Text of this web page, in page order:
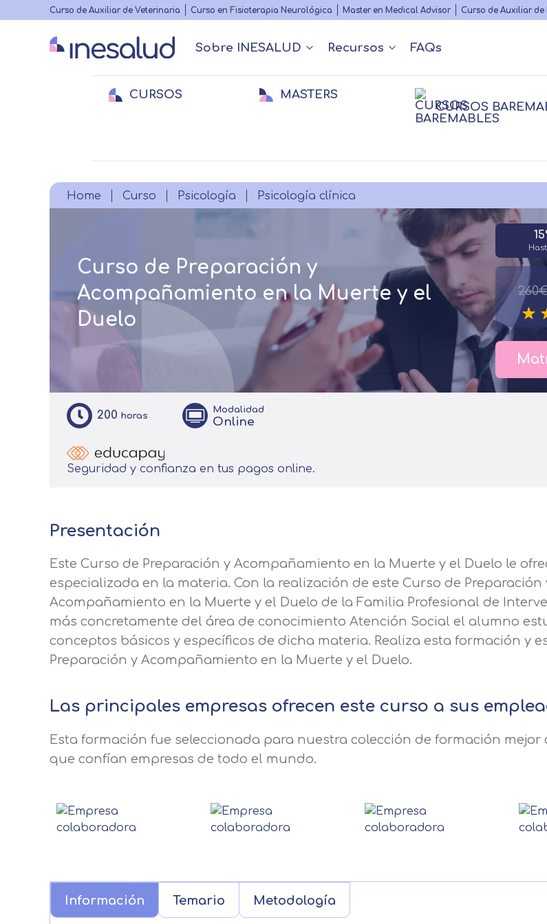
Skip
to
HighlightedCurso de Auxiliar de Veterinaria Curso en Fisioterapia Neurológica Master en Medical Advisor Curso de Auxiliar de
Main
Sobre INESALUD
Quiénes somos Acreditaciones Nuestros contenidos
Recursos
Actualidad Sanitaria Webinars y Podcast Diccionario Médico
FAQs
Menu
CURSOS
Veterinaria Fisioterapia Logopedia
MASTERS
Veterinaria Fisioterapia
CURSOS
Breadcrumb
Home Curso Psicología Psicología clínica
Curso de Preparación y
Acompañamiento en la Muerte y el
Duelo
200 horas
Modalidad
Online
Seguridad y confianza en tus pagos online.
Presentación
Este Curso de Preparación y Acompañamiento en la Muerte y el Duelo le
especializada en la materia. Con la realización de este Curso de Preparación
Acompañamiento en la Muerte y el Duelo de la Familia Profesional de
más concretamente del área de conocimiento Atención Social el alumno
conceptos básicos y específicos de dicha materia. Realiza esta formación y
Preparación y Acompañamiento en la Muerte y el Duelo.
Las principales empresas ofrecen este curso a sus
Esta formación fue seleccionada para nuestra colección de formación mejor
que confían empresas de todo el mundo.
Información Temario MetodologíaSolicitar información
Matricularme